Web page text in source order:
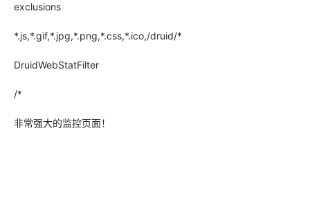
exclusions
*.js,*.gif,*.jpg,*.png,*.css,*.ico,/druid/*
DruidWebStatFilter
/*
非常强大的监控页面！